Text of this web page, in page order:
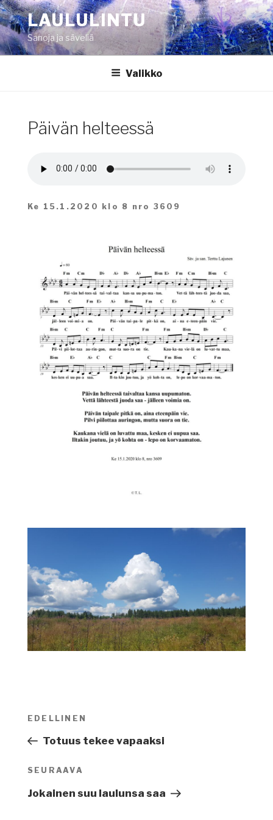
Siirry
sisältöönLAULULINTU
Sanoja ja säveliä
Valikko
Päivän helteessä
Ke 15.1.2020 klo 8 nro 3609
Artikkelien
Edellinen
artikkeli
EDELLINEN
Totuus tekee vapaaksi
Seuraava
artikkeli
SEURAAVA
Jokainen suu laulunsa saa